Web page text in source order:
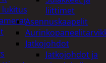
liittimet
Asennuskaapelit
Jatkojohdot
Jatkojohdot ja